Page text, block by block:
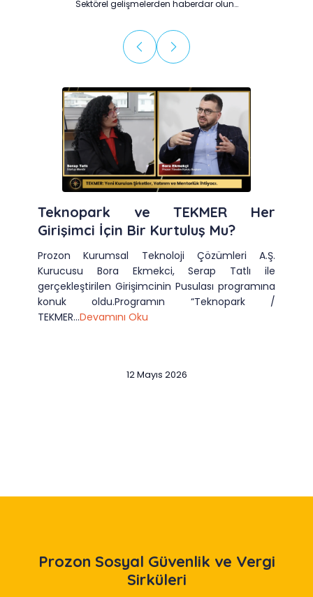
Sektörel gelişmelerden haberdar olun…
Teknopark ve TEKMER Her
Girişimci İçin Bir Kurtuluş Mu?
Prozon Kurumsal Teknoloji Çözümleri A.Ş.
Kurucusu Bora Ekmekci, Serap Tatlı ile
gerçekleştirilen Girişimcinin Pusulası programına
konuk oldu.Programın “Teknopark /
TEKMER...Devamını Oku
12 Mayıs 2026
Prozon Sosyal Güvenlik ve Vergi
Sirküleri